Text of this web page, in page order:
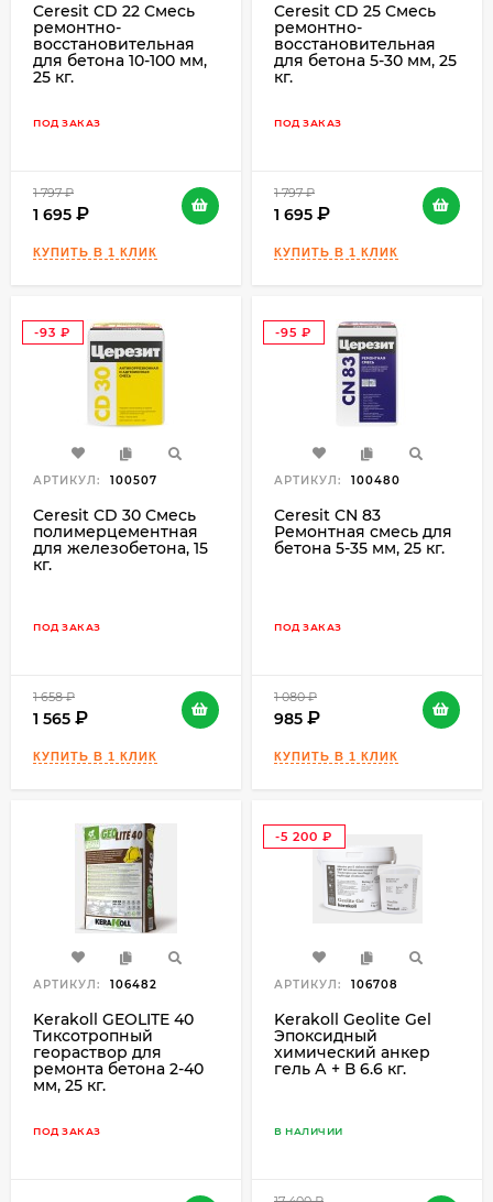
Ceresit CD 22 Смесь
ремонтно-
восстановительная
для бетона 10-100 мм,
25 кг.
ПОД ЗАКАЗ
1 797
1 695
Ceresit CD 25 Смесь
ремонтно-
восстановительная
для бетона 5-30 мм, 25
кг.
ПОД ЗАКАЗ
1 797
1 695
-93
АРТИКУЛ: 100507
Ceresit CD 30 Смесь
полимерцементная
для железобетона, 15
кг.
ПОД ЗАКАЗ
1 658
1 565
-95
АРТИКУЛ: 100480
Ceresit CN 83
Ремонтная смесь для
бетона 5-35 мм, 25 кг.
ПОД ЗАКАЗ
1 080
985
АРТИКУЛ: 106482
Kerakoll GEOLITE 40
Тиксотропный
геораствор для
ремонта бетона 2-40
мм, 25 кг.
ПОД ЗАКАЗ
-5 200
₽
АРТИКУЛ: 106708
Kerakoll Geolite Gel
Эпоксидный
химический анкер
гель А + В 6.6 кг.
В НАЛИЧИИ